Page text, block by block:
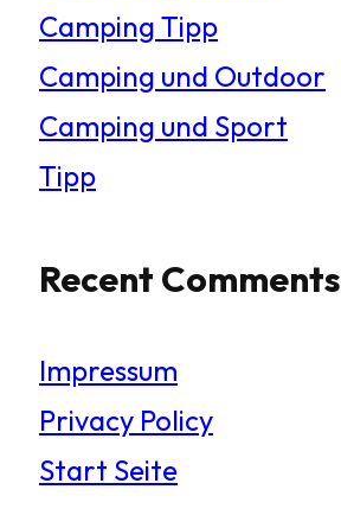
Camping Tipp
Camping und Outdoor
Camping und Sport
Tipp
Recent Comments
Impressum
Privacy Policy
Start Seite